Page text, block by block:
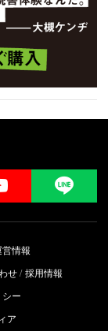
YouTube
情報
せ 採用情報
ー
ア